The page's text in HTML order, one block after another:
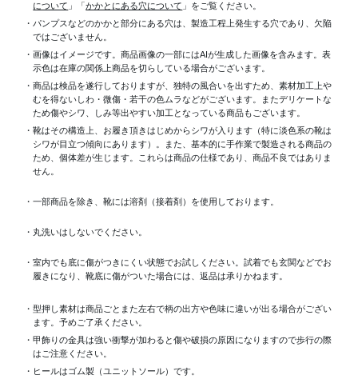
について 」「かかとにある穴について 」をご覧ください。
・パンプスなどのかかと部分にある穴は、製造工程上発生する穴であり、欠陥
ではございません。
・画像はイメージです。商品画像の一部にはAIが生成した画像を含みます。表
示色は在庫の関係上商品を切らしている場合がございます。
・商品は検品を遂行しておりますが、独特の風合いを出すため、素材加工上
むを得ないしわ・微傷・若干の色ムラなどがございます。またデリケートな
ため傷やシワ、しみ等出やすい加工となっている商品もございます。
・靴はその構造上、お履き頂きはじめからシワが入ります（特に淡色系の靴は
シワが目立つ傾向にあります）。また、基本的に手作業で製造される商品の
ため、個体差が生じます。これらは商品の仕様であり、商品不良ではありま
せん。
・一部商品を除き、靴には溶剤（接着剤）を使用しております。
・丸洗いはしないでください。
・室内でも底に傷がつきにくい状態でお試しください。試着でも玄関などでお
履きになり、靴底に傷がついた場合には、返品は承りかねます。
・型押し素材は商品ごとまた左右で柄の出方や色味に違いが出る場合がござい
ます。予めご了承ください。
・甲飾りの金具は強い衝撃が加わると傷や破損の原因になりますので歩行の際
はご注意ください。
・ヒールはゴム製（ユニットソール）です。